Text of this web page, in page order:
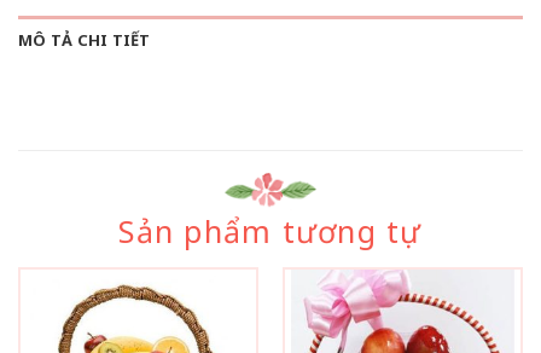
MÔ TẢ CHI TIẾT
Sản phẩm tương tự